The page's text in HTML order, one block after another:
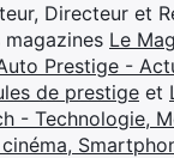
Directeur et
Le
Prestige -
de prestige et
- Technologie,